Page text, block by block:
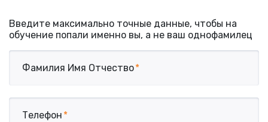
Введите максимально точные данные, чтобы на
обучение попали именно вы, а не ваш однофамилец
Фамилия Имя Отчество*
Телефон *